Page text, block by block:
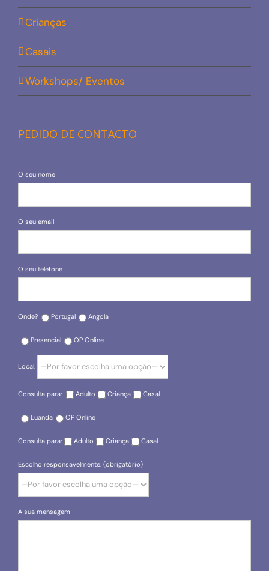
Crianças
Casais
Workshops/ Eventos
PEDIDO DE CONTACTO
O seu nome
O seu email
O seu telefone
Onde? Portugal Angola
Presencial OP Online
Local:
Consulta para: Adulto Criança Casal
Luanda OP Online
Consulta para: Adulto Criança Casal
Escolho responsavelmente: (obrigatório)
A sua mensagem